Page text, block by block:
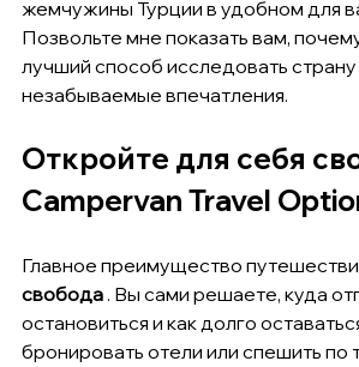
жемчужины Турции в удобном для
Позвольте мне показать вам,
лучший способ исследовать страну
незабываемые впечатления.
Откройте для себя
Campervan Travel
Главное преимущество
свобода . Вы сами решаете, куда
остановиться и как долго
бронировать отели или спешить по